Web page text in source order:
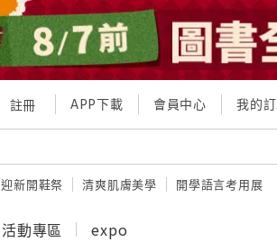
註冊 APP下載 會員中心 我的
迎新開鞋祭 清爽肌膚美學 開學語言考用展
活動專區 expo